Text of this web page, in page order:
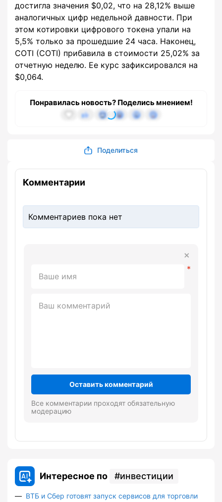
достигла значения $0,02, что на 28,12% выше
аналогичных цифр недельной давности. При
этом котировки цифрового токена упали на
5,5% только за прошедшие 24 часа. Наконец,
COTI (COTI) прибавила в стоимости 25,02% за
отчетную неделю. Ее курс зафиксировался на
$0,064.
Понравилась новость? Поделись мнением!
Поделиться
Комментарии
Комментариев пока нет
Оставить комментарий
Все комментарии проходят обязательную
модерацию
Интересное по инвестиции
ВТБ и Сбер готовят запуск сервисов для торговли